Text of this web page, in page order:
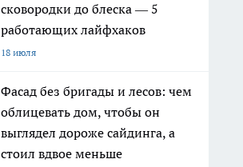
сковородки до блеска — 5
работающих лайфхаков
18 июля
Фасад без бригады и лесов: чем
облицевать дом, чтобы он
выглядел дороже сайдинга, а
стоил вдвое меньше